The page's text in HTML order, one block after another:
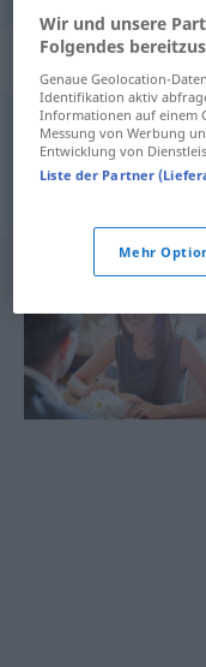
borgaútí hönd
bar(be)zahlen
Wir und unsere
Folgendes
Genaue Geolocation-
Identifikation aktiv
Informationen auf einem
Messung von Werbung
Entwicklung von
Liste der Partner
Mehr